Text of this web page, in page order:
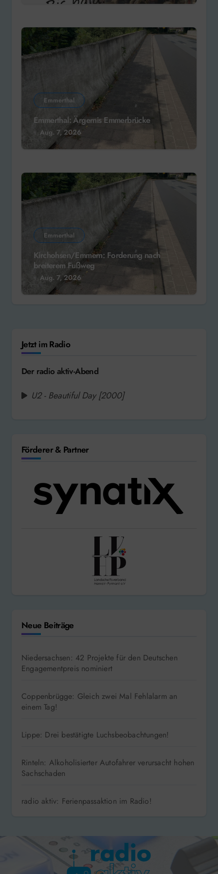
Emmerthal
Emmerthal: Ärgernis Emmerbrücke
Aug. 7, 2026
Emmerthal
Kirchohsen/Emmern: Forderung nach
breiterem Fußweg
Aug. 7, 2026
Jetzt im Radio
Der radio aktiv-Abend
U2 - Beautiful Day [2000]
Förderer & Partner
Neue Beiträge
Niedersachsen: 42 Projekte für den Deutschen
Engagementpreis nominiert
Coppenbrügge: Gleich zwei Mal Fehlalarm an
einem Tag!
Lippe: Drei bestätigte Luchsbeobachtungen!
Rinteln: Alkoholisierter Autofahrer verursacht hohen
Sachschaden
radio aktiv: Ferienpassaktion im Radio!